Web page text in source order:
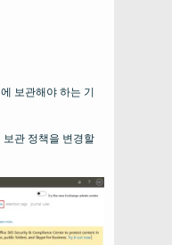
보관해야 하는 기
보관 정책을 변경할